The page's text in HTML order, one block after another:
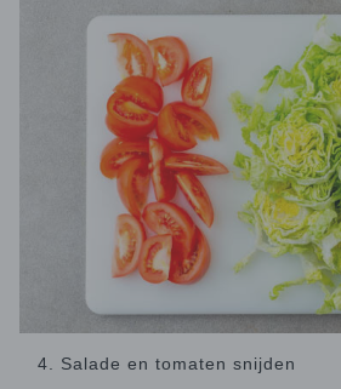
4. Salade en tomaten snijden